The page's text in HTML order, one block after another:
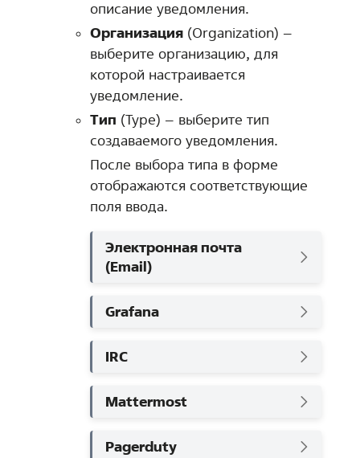
описание уведомления.
Организация (Organization) –
выберите организацию, для
которой настраивается
уведомление.
Тип (Type) – выберите тип
создаваемого уведомления.
После выбора типа в форме
отображаются соответствующие
поля ввода.
Электронная почта
(Email)
Grafana
IRC
Mattermost
Pagerduty